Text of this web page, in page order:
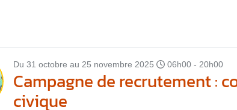
Du 31 octobre au 25 novembre 2025 06h00 - 20h00
Campagne de recrutement :
civique